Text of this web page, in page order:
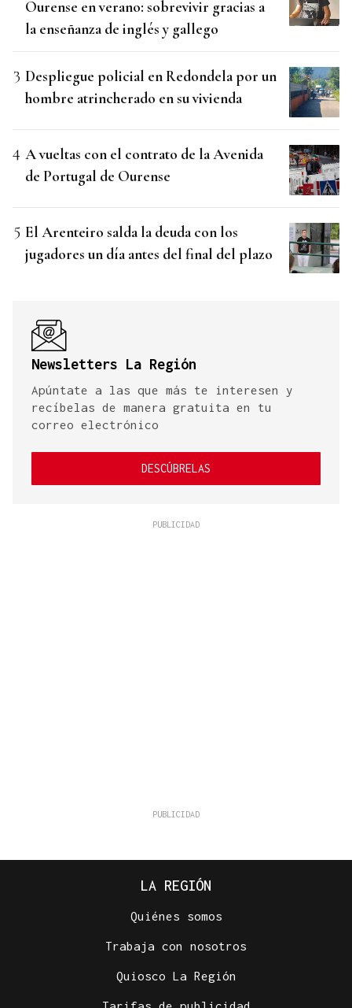
Ourense en verano: sobrevivir gracias a
la enseñanza de inglés y gallego
Despliegue policial en Redondela por un
hombre atrincherado en su vivienda
A vueltas con el contrato de la Avenida
de Portugal de Ourense
El Arenteiro salda la deuda con los
jugadores un día antes del final del plazo
Newsletters La Región
Apúntate a las que más te interesen y
recíbelas de manera gratuita en tu
correo electrónico
DESCÚBRELAS
LA REGIÓN
Quiénes somos
Trabaja con nosotros
Quiosco La Región